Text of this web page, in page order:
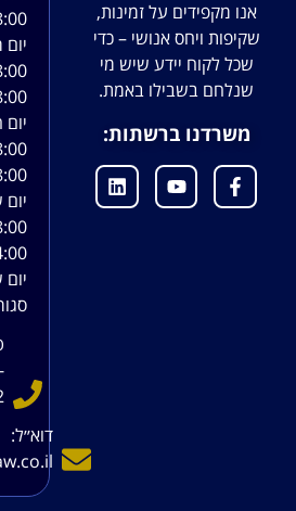
אנו מקפידים על זמינות,
שקיפות ויחס אנושי – כדי
שכל לקוח יידע שיש מי
שנלחם בשבילו באמת.
משרדנו ברשתות:
יום
דוא׳׳ל: